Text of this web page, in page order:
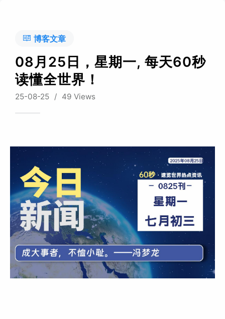
博客文章
08月25日，星期一, 每天60秒
读懂全世界！
25-08-25 / 49 Views